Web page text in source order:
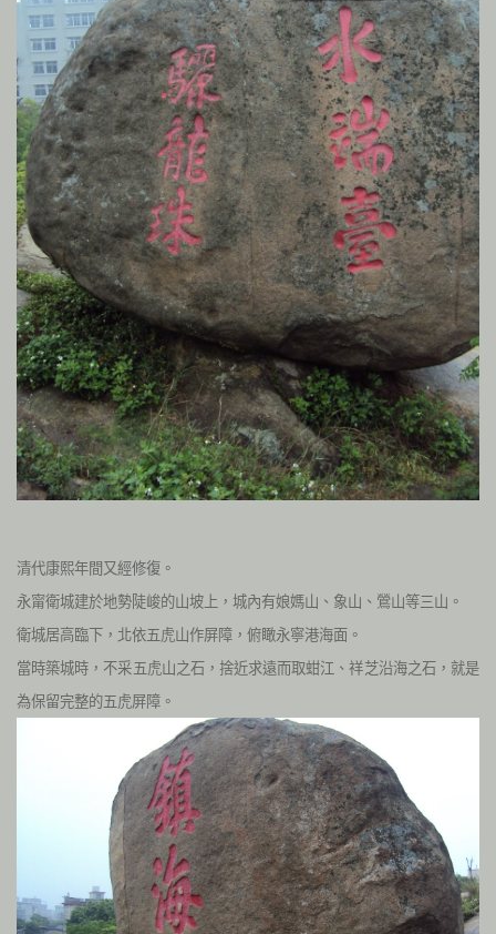
清代康熙年間又經修復。
永甯衛城建於地勢陡峻的山坡上，城內有娘媽山、象山、鶯山等三山。
衛城居高臨下，北依五虎山作屏障，俯瞰永寧港海面。
當時築城時，不采五虎山之石，捨近求遠而取蚶江、祥芝沿海之石，就是
為保留完整的五虎屏障。